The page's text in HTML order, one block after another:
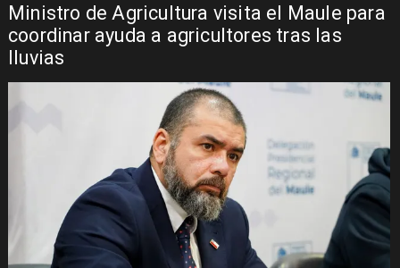
Ministro de Agricultura visita el Maule para
coordinar ayuda a agricultores tras las
lluvias